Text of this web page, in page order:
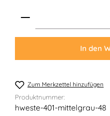
Produkt Anzahl: Gib
In den
Zum Merkzettel hinzufügen
Produktnummer:
hweste-401-mittelgrau-48